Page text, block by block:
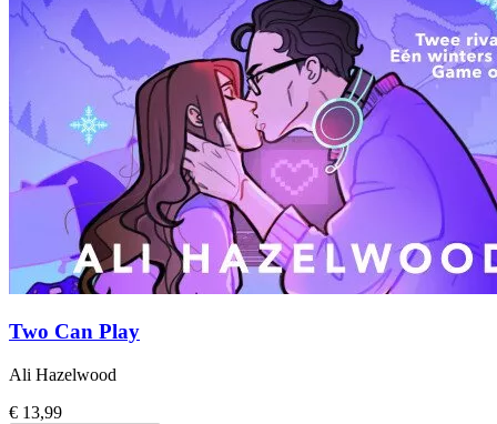
Two Can Play
Ali Hazelwood
€ 13,99